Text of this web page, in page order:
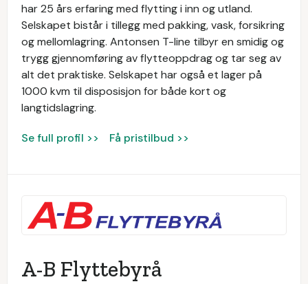
har 25 års erfaring med flytting i inn og utland.
Selskapet bistår i tillegg med pakking, vask, forsikring
og mellomlagring. Antonsen T-line tilbyr en smidig og
trygg gjennomføring av flytteoppdrag og tar seg av
alt det praktiske. Selskapet har også et lager på
1000 kvm til disposisjon for både kort og
langtidslagring.
Se full profil >> Få pristilbud >>
A-B Flyttebyrå